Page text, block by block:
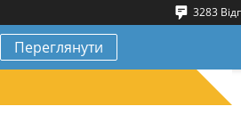
3283
Переглянути